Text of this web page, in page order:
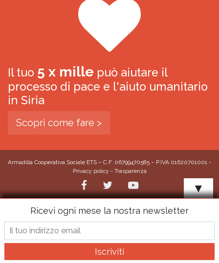
Il tuo 5 x mille può aiutare il
processo di pace e l'aiuto umanitario
in Siria
Scopri come fare >
Armadilla Cooperativa Sociale ETS – C.F. 06799470585 – P.IVA 01620701001 -
Privacy policy - Trasparenza
▼
Ricevi ogni mese la nostra newsletter